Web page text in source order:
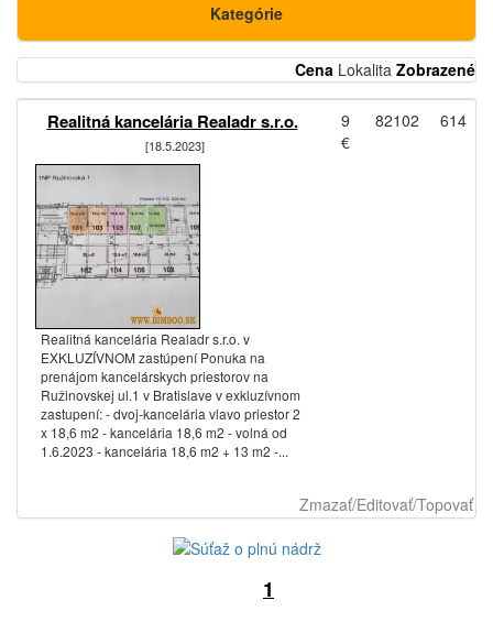
Kategórie
Cena Lokalita Zobrazené
Realitná kancelária Realadr s.r.o.
[18.5.2023]
Realitná kancelária Realadr s.r.o. v
EXKLUZÍVNOM zastúpení Ponuka na
prenájom kancelárskych priestorov na
Ružinovskej ul.1 v Bratislave v exkluzívnom
zastupení: - dvoj-kancelária vlavo priestor 2
x 18,6 m2 - kancelária 18,6 m2 - volná od
1.6.2023 - kancelária 18,6 m2 + 13 m2 -...
9
€
82102 614
Zmazať/Editovať/Topovať
1